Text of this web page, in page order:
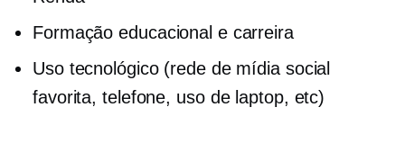
Formação educacional e carreira
Uso tecnológico (rede de mídia social
favorita, telefone, uso de laptop, etc)